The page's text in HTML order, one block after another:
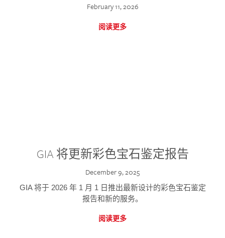
February 11, 2026
阅读更多
GIA 将更新彩色宝石鉴定报告
December 9, 2025
GIA 将于 2026 年 1 月 1 日推出最新设计的彩色宝石鉴定
报告和新的服务。
阅读更多